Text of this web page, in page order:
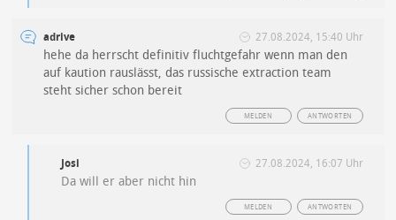
adrive 27.08.2024, 15:40 Uhr
hehe da herrscht definitiv fluchtgefahr wenn man den
auf kaution rauslässt, das russische extraction team
steht sicher schon bereit
ANTWORTEN
MELDEN
Josi 27.08.2024, 16:07 Uhr
Da will er aber nicht hin
ANTWORTEN
MELDEN